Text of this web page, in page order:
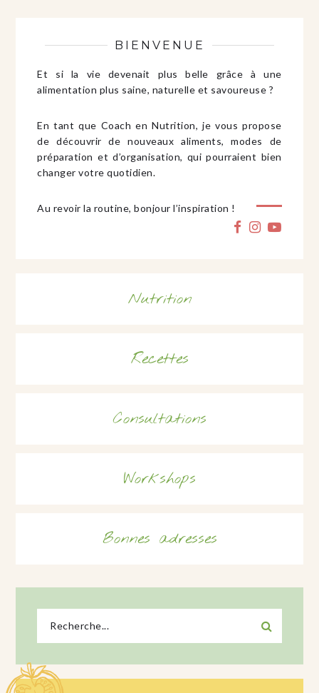
BIENVENUE
Et si la vie devenait plus belle grâce à une
alimentation plus saine, naturelle et savoureuse ?
En tant que Coach en Nutrition, je vous propose
de découvrir de nouveaux aliments, modes de
préparation et d’organisation, qui pourraient bien
changer votre quotidien.
Au revoir la routine, bonjour l’inspiration !
Nutrition
Recettes
Consultations
Workshops
Bonnes adresses